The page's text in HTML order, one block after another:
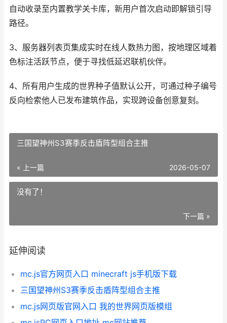
自动收录至内置教学关卡库，新用户首次启动即解锁引导
路径。
3、服务器列表页集成实时在线人数热力图，按地理区域着
色标注活跃节点，便于寻找低延迟联机伙伴。
4、所有用户生成的世界种子值默认公开，可通过种子编号
反向检索他人已发布建筑作品，实现跨设备创意复刻。
三国望神州S3赛季反击盾阵型组合主推
« 上一篇 2026-05-07
没有了！
下一篇 »
延伸阅读
mc.js官方网页入口 minecraft js手机版下载
三国望神州S3赛季反击盾阵型组合主推
mc.js网页版官网入口 我的世界网页版模组